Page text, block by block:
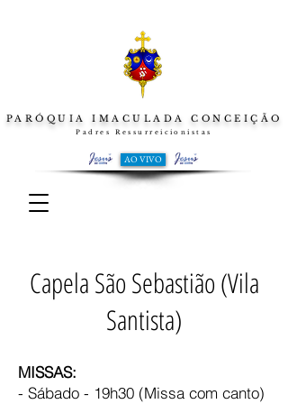
AO VIVO
PARÓQUIA IMACULADA CONCEIÇÃO
Padres Ressurreicionistas
Capela São Sebastião (Vila
Santista)
MISSAS:
- Sábado - 19h30 (Missa com canto)